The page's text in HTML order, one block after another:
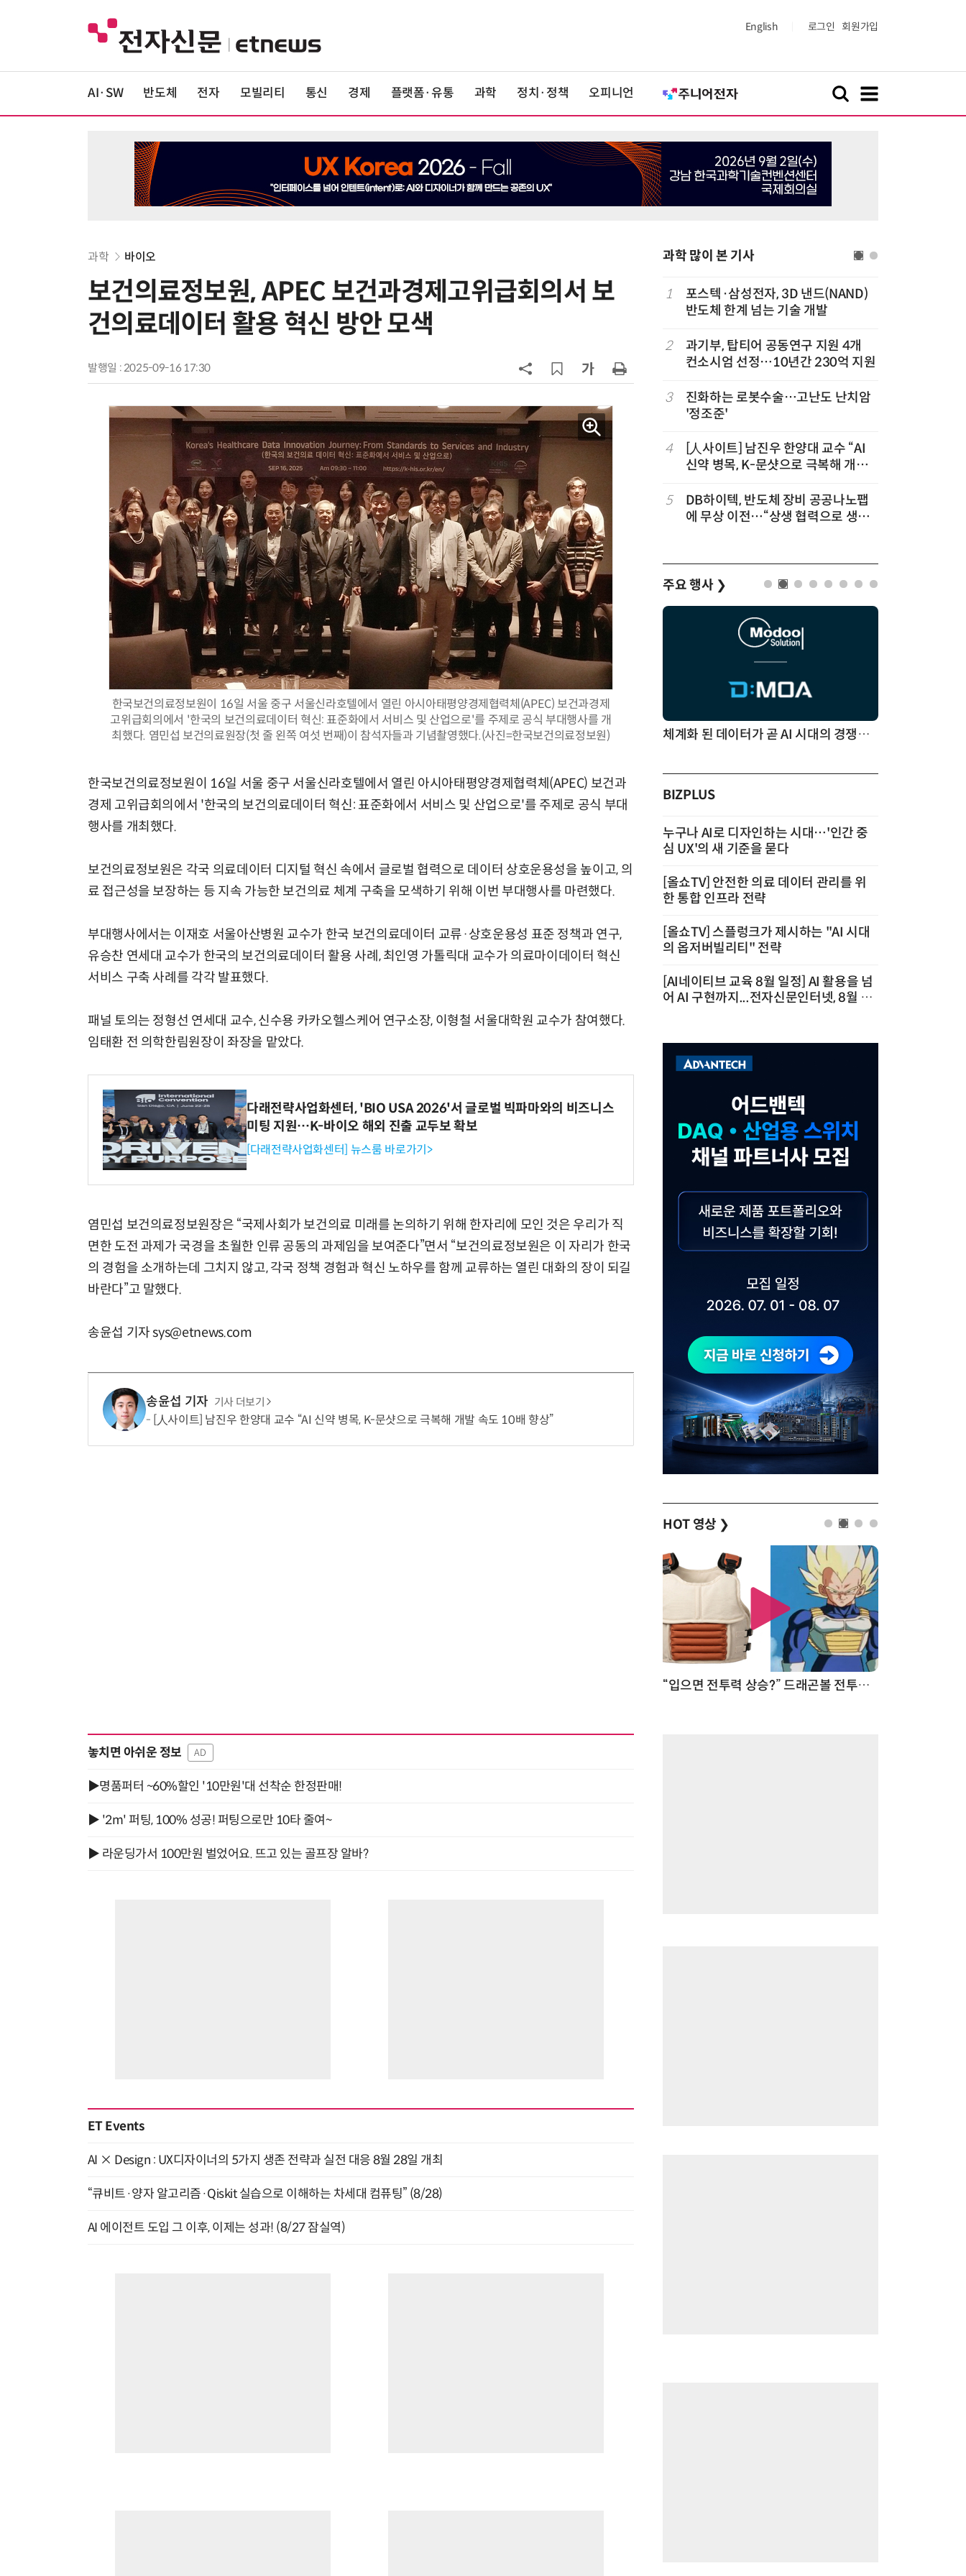
English 로그인 회원가입
AI·SW 반도체 전자 모빌리티 통신 경제 플랫폼·유통 과학 정치·정책 오피니언
과학 바이오
보건의료정보원, APEC 보건과경제고위급회의서 보
건의료데이터 활용 혁신 방안 모색
발행일 : 2025-09-16 17:30
한국보건의료정보원이 16일 서울 중구 서울신라호텔에서 열린 아시아태평양경제협력체(APEC) 보건과경제
고위급회의에서 '한국의 보건의료데이터 혁신: 표준화에서 서비스 및 산업으로'를 주제로 공식 부대행사를 개
최했다. 염민섭 보건의료원장(첫 줄 왼쪽 여섯 번째)이 참석자들과 기념촬영했다.(사진=한국보건의료정보원)
한국보건의료정보원이 16일 서울 중구 서울신라호텔에서 열린 아시아태평양경제협력체(APEC) 보건과
경제 고위급회의에서 '한국의 보건의료데이터 혁신: 표준화에서 서비스 및 산업으로'를 주제로 공식 부대
행사를 개최했다.
보건의료정보원은 각국 의료데이터 디지털 혁신 속에서 글로벌 협력으로 데이터 상호운용성을 높이고, 의
료 접근성을 보장하는 등 지속 가능한 보건의료 체계 구축을 모색하기 위해 이번 부대행사를 마련했다.
부대행사에서는 이재호 서울아산병원 교수가 한국 보건의료데이터 교류·상호운용성 표준 정책과 연구,
유승찬 연세대 교수가 한국의 보건의료데이터 활용 사례, 최인영 가톨릭대 교수가 의료마이데이터 혁신
서비스 구축 사례를 각각 발표했다.
패널 토의는 정형선 연세대 교수, 신수용 카카오헬스케어 연구소장, 이형철 서울대학원 교수가 참여했다.
임태환 전 의학한림원장이 좌장을 맡았다.
다래전략사업화센터, 'BIO USA 2026'서 글로벌 빅파마와의 비즈니스
미팅 지원…K-바이오 해외 진출 교두보 확보
[다래전략사업화센터] 뉴스룸 바로가기>
염민섭 보건의료정보원장은 “국제사회가 보건의료 미래를 논의하기 위해 한자리에 모인 것은 우리가 직
면한 도전 과제가 국경을 초월한 인류 공동의 과제임을 보여준다”면서 “보건의료정보원은 이 자리가 한국
의 경험을 소개하는데 그치지 않고, 각국 정책 경험과 혁신 노하우를 함께 교류하는 열린 대화의 장이 되길
바란다”고 말했다.
송윤섭 기자 sys@etnews.com
송윤섭 기자 기사 더보기
[人사이트] 남진우 한양대 교수 “AI 신약 병목, K-문샷으로 극복해 개발 속도 10배 향상”
놓치면 아쉬운 정보 AD
▶명품퍼터 ~60%할인 '10만원'대 선착순 한정판매!
▶ '2m' 퍼팅, 100% 성공! 퍼팅으로만 10타 줄여~
▶ 라운딩가서 100만원 벌었어요. 뜨고 있는 골프장 알바?
ET Events
AI × Design : UX디자이너의 5가지 생존 전략과 실전 대응 8월 28일 개최
“큐비트·양자 알고리즘·Qiskit 실습으로 이해하는 차세대 컴퓨팅” (8/28)
AI 에이전트 도입 그 이후, 이제는 성과! (8/27 잠실역)
과학 많이 본 기사
6
KIST, 기존 반도체 공정으로 전기·
·바이오 실험에 더위도 잊었다…
“내년 2기로 이어집니다”
부, 첨단 의료 AI 임상 확산 지원
9
[르포]아이들이 직접 첨단 전자현미
경 다루며 과학원리 체득...과학체험
제공 '주니어닥터' 현장
10 다누리, 스페이스X 팰컨9 달 충돌 전
후 포착
1
포스텍·삼성전자, 3D 낸드(NAND)
반도체 한계 넘는 기술 개발
2
과기부, 탑티어 공동연구 지원 4개
컨소시엄 선정…10년간 230억 지원
3
진화하는 로봇수술…고난도 난치암
'정조준'
4
[人사이트] 남진우 한양대 교수 “AI
신약 병목, K-문샷으로 극복해 개발
5
DB하이텍, 반도체 장비 공공나노팹
에 무상 이전…“상생 협력으로 생태
주요 행사 ❯
AI Native Enterprise를 지원하는 AI Ready Data 플랫폼 활용 전략 체계화 된 데이터가 곧 AI 시대의 경쟁력이다
BIZPLUS
누구나 AI로 디자인하는 시대…'인간 중
심 UX'의 새 기준을 묻다
[올쇼TV] 안전한 의료 데이터 관리를 위
한 통합 인프라 전략
[올쇼TV] 스플렁크가 제시하는 "AI 시대
의 옵저버빌리티" 전략
[AI네이티브 교육 8월 일정] AI 활용을 넘
어 AI 구현까지...전자신문인터넷, 8월 실
HOT 영상 ❯
“입으면 전투력 상승?” 드래곤볼 전투복 닮은 중량조끼